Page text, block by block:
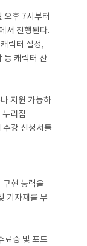
오후 7시부터
서 진행된다.
릭터 설정,
등 캐릭터 산
지원 가능하
리집
강 신청서를
구현 능력을
기자재를 무
료증 및 포트